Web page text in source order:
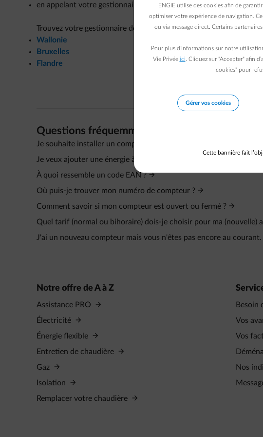
en appelant votre gestionnaire du réseau de distribution
Trouvez votre gestionnaire de réseau de distribution en :
Wallonie
Bruxelles
Flandre
Questions fréquemment posées
Je souhaite installer un compteur d’électricité et/ou de gaz pour
Je veux ajouter une énergie à mon contrat.
À quoi ressemble un code EAN ?
Où puis-je trouver mon numéro de compteur ?
Comment savoir si mon compteur est ouvert ou fermé ?
Quel tarif (normal ou bihoraire) dois-je choisir pour ma (nouvelle)
J'ai un nouveau compteur mais vous n'êtes pas encore au
Notre offre de A à Z
Assistance PRO
Électricité
Énergie flexible
Entretien de chaudière
Gaz
Isolation
Remplacer votre chaudière
Besoin
Vos
Vos
Nos
ENGIE utilise des cookies afin de
optimiser votre expérience de navigation.
ou via message direct. Certains
Pour plus d’informations sur notre
Vie Privée ici . Cliquez sur "Accepter" afin
cookies" pour
Gérer vos cookies
Cette bannière fait